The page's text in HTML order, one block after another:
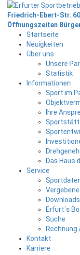
Friedrich-Ebert-Str.
Öffnungszeiten
Startseite
Neuigkeiten
Über uns
Unsere
Statistik
Informationen
Sport im
Ihre
Das Haus
Service
Downloads
Erfurt´s
Suche
Rechnung
Kontakt
Karriere